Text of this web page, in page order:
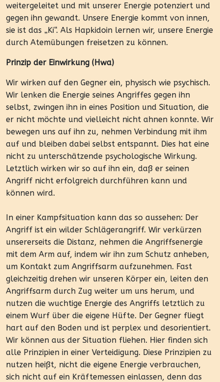
weitergeleitet und mit unserer Energie potenziert und
gegen ihn gewandt. Unsere Energie kommt von innen,
sie ist das „Ki“. Als Hapkidoin lernen wir, unsere Energie
durch Atemübungen freisetzen zu können.
Prinzip der Einwirkung (Hwa)
Wir wirken auf den Gegner ein, physisch wie psychisch.
Wir lenken die Energie seines Angriffes gegen ihn
selbst, zwingen ihn in eines Position und Situation, die
er nicht möchte und vielleicht nicht ahnen konnte. Wir
bewegen uns auf ihn zu, nehmen Verbindung mit ihm
auf und bleiben dabei selbst entspannt. Dies hat eine
nicht zu unterschätzende psychologische Wirkung.
Letztlich wirken wir so auf ihn ein, daß er seinen
Angriff nicht erfolgreich durchführen kann und
können wird.
In einer Kampfsituation kann das so aussehen: Der
Angriff ist ein wilder Schlägerangriff. Wir verkürzen
unsererseits die Distanz, nehmen die Angriffsenergie
mit dem Arm auf, indem wir ihn zum Schutz anheben,
um Kontakt zum Angriffsarm aufzunehmen. Fast
gleichzeitig drehen wir unseren Körper ein, leiten den
Angriffsarm durch Zug weiter um uns herum, und
nutzen die wuchtige Energie des Angriffs letztlich zu
einem Wurf über die eigene Hüfte. Der Gegner fliegt
hart auf den Boden und ist perplex und desorientiert.
Wir können aus der Situation fliehen. Hier finden sich
alle Prinzipien in einer Verteidigung. Diese Prinzipien zu
nutzen heißt, nicht die eigene Energie verbrauchen,
sich nicht auf ein Kräftemessen einlassen, denn das